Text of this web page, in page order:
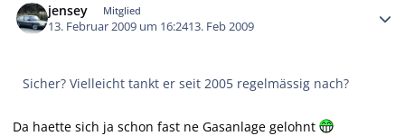
jensey Mitglied
13. Februar 2009 um 16:2413. Feb 2009
Sicher? Vielleicht tankt er seit 2005 regelmässig nach?
Da haette sich ja schon fast ne Gasanlage gelohnt